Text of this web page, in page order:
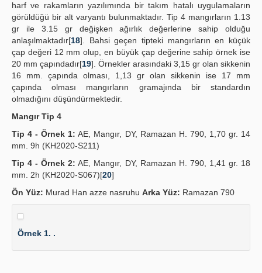
harf ve rakamların yazılımında bir takım hatalı uygulamaların
görüldüğü bir alt varyantı bulunmaktadır. Tip 4 mangırların 1.13
gr ile 3.15 gr değişken ağırlık değerlerine sahip olduğu
anlaşılmaktadır[18]. Bahsi geçen tipteki mangırların en küçük
çap değeri 12 mm olup, en büyük çap değerine sahip örnek ise
20 mm çapındadır[19]. Örnekler arasındaki 3,15 gr olan sikkenin
16 mm. çapında olması, 1,13 gr olan sikkenin ise 17 mm
çapında olması mangırların gramajında bir standardın
olmadığını düşündürmektedir.
Mangır Tip 4
Tip 4 - Örnek 1: AE, Mangır, DY, Ramazan H. 790, 1,70 gr. 14
mm. 9h (KH2020-S211)
Tip 4 - Örnek 2: AE, Mangır, DY, Ramazan H. 790, 1,41 gr. 18
mm. 2h (KH2020-S067)[20]
Ön Yüz: Murad Han azze nasruhu Arka Yüz: Ramazan 790
Örnek 1. .